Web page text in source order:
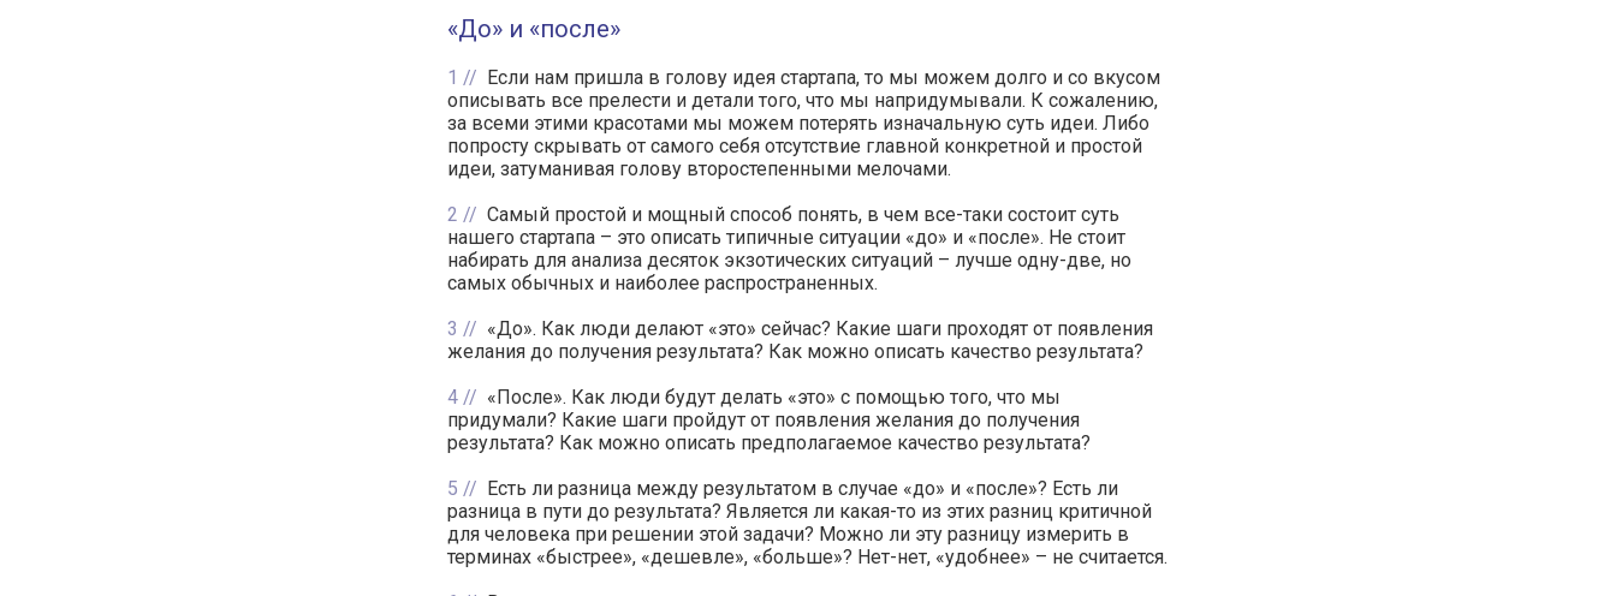
«До» и «после»
1
Если нам пришла в голову идея стартапа, то мы можем долго и со вкусом
описывать все прелести и детали того, что мы напридумывали. К сожалению,
за всеми этими красотами мы можем потерять изначальную суть идеи. Либо
попросту скрывать от самого себя отсутствие главной конкретной и простой
идеи, затуманивая голову второстепенными мелочами.
2
Самый простой и мощный способ понять, в чем все-таки состоит суть
нашего стартапа – это описать типичные ситуации «до» и «после». Не стоит
набирать для анализа десяток экзотических ситуаций – лучше одну-две, но
самых обычных и наиболее распространенных.
3
«До». Как люди делают «это» сейчас? Какие шаги проходят от появления
желания до получения результата? Как можно описать качество результата?
4
«После». Как люди будут делать «это» с помощью того, что мы
придумали? Какие шаги пройдут от появления желания до получения
результата? Как можно описать предполагаемое качество результата?
5
Есть ли разница между результатом в случае «до» и «после»? Есть ли
разница в пути до результата? Является ли какая-то из этих разниц критичной
для человека при решении этой задачи? Можно ли эту разницу измерить в
терминах «быстрее», «дешевле», «больше»? Нет-нет, «удобнее» – не считается.